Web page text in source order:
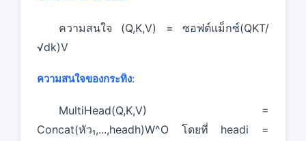
ความสนใจ (Q,K,V) = ซอฟต์แม็กซ์(QKT/
√dk)V
ความสนใจของกระทิง:
MultiHead(Q,K,V) =
Concat(หัว₁,...,headh)W^O โดยที่ headi =